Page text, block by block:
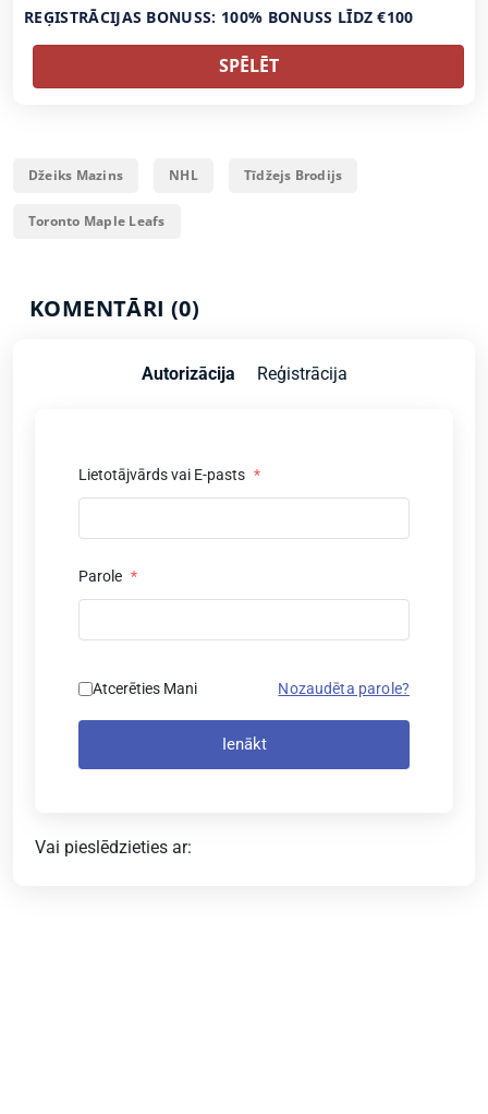
REĢISTRĀCIJAS BONUSS: 100% BONUSS LĪDZ €100
SPĒLĒT
Džeiks Mazins NHL Tīdžejs Brodijs
Toronto Maple Leafs
KOMENTĀRI (0)
Autorizācija Reģistrācija
Lietotājvārds vai E-pasts *
Parole *
Atcerēties Mani Nozaudēta parole?
Ienākt
Vai pieslēdzieties ar: